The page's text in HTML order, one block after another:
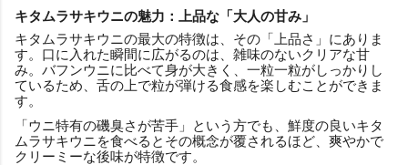
キタムラサキウニの魅力：上品な「大人の甘み」
キタムラサキウニの最大の特徴は、その「上品さ」にありま
す。口に入れた瞬間に広がるのは、雑味のないクリアな甘
み。バフンウニに比べて身が大きく、一粒一粒がしっかりし
ているため、舌の上で粒が弾ける食感を楽しむことができま
す。
「ウニ特有の磯臭さが苦手」という方でも、鮮度の良いキタ
ムラサキウニを食べるとその概念が覆されるほど、爽やかで
クリーミーな後味が特徴です。